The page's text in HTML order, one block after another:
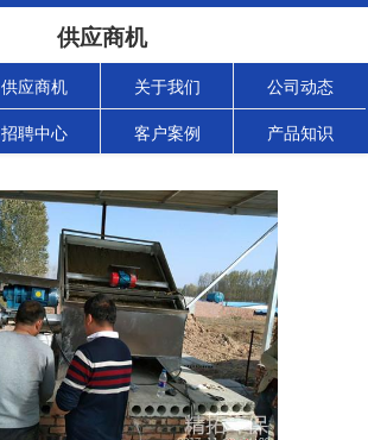
供应商机
供应商机 关于我们 公司动态
招聘中心 客户案例 产品知识